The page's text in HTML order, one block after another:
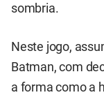
sombria.
Neste jogo,
Batman, com
a forma como a